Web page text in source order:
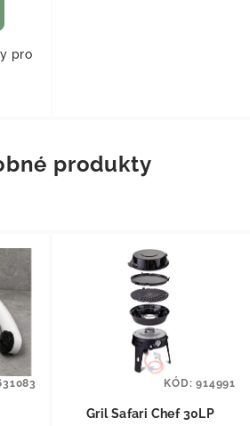
pro
produkty
Gril Safari Chef 30LP
KÓD:914991